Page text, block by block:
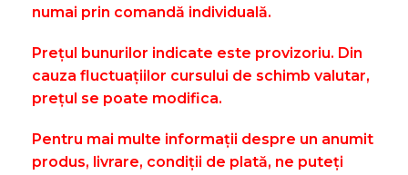
numai prin comandă individuală.
Prețul bunurilor indicate este provizoriu. Din
cauza fluctuațiilor cursului de schimb valutar,
prețul se poate modifica.
Pentru mai multe informații despre un anumit
produs, livrare, condiții de plată, ne puteți